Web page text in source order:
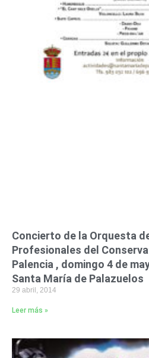
Concierto de la Orquesta
Profesionales del
Palencia , domingo 4 de
Santa María de Palazuelos
29 abril, 2014
Leer más »